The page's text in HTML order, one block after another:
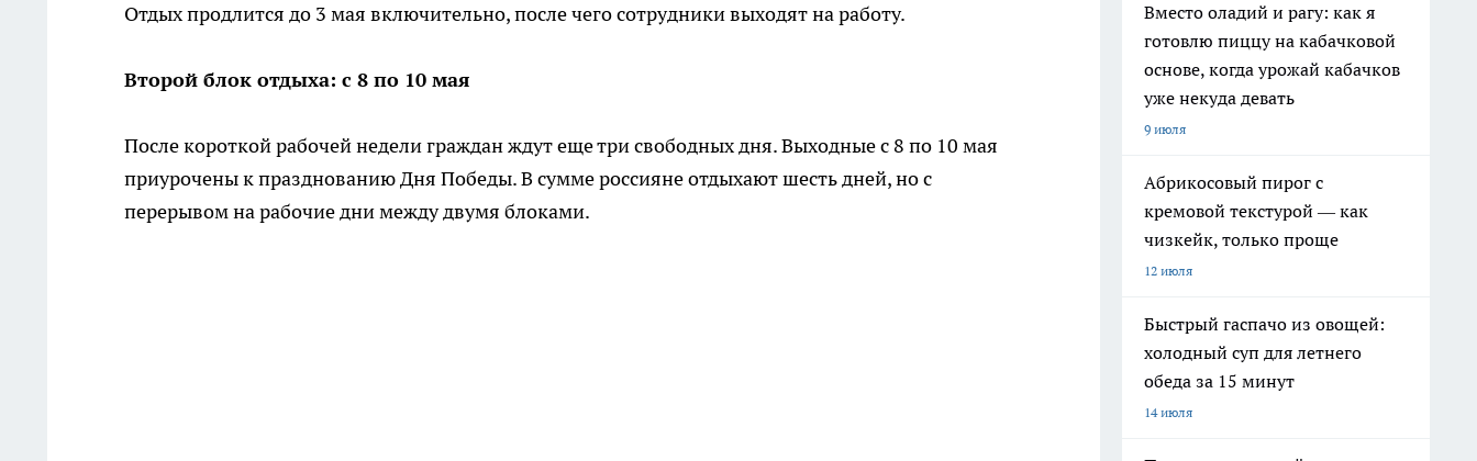
Отдых продлится до 3 мая включительно, после чего сотрудники выходят на работу.
Второй блок отдыха: с 8 по 10 мая
После короткой рабочей недели граждан ждут еще три свободных дня. Выходные с 8 по 10 мая
приурочены к празднованию Дня Победы. В сумме россияне отдыхают шесть дней, но с
перерывом на рабочие дни между двумя блоками.
Вместо оладий и рагу: как я
готовлю пиццу на кабачковой
основе, когда урожай кабачков
уже некуда девать
9 июля
Абрикосовый пирог с
кремовой текстурой — как
чизкейк, только проще
12 июля
Быстрый гаспачо из овощей:
холодный суп для летнего
обеда за 15 минут
14 июля